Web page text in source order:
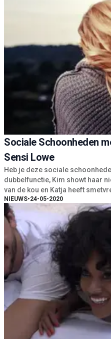
Sociale Schoonheden
Sensi Lowe
Heb je deze sociale
dubbelfunctie, Kim showt haar
van de kou en Katja heeft
NIEUWS•24-05-2020